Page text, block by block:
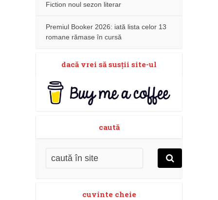
Fiction noul sezon literar
Premiul Booker 2026: iată lista celor 13
romane rămase în cursă
dacă vrei să susţii site-ul
caută
cuvinte cheie